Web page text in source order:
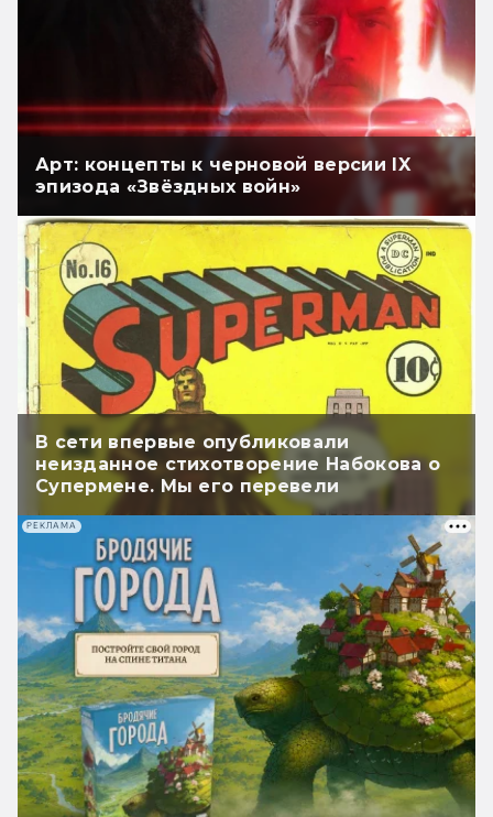
Арт: концепты к черновой версии IX
эпизода «Звёздных войн»
В сети впервые опубликовали
неизданное стихотворение Набокова о
Супермене. Мы его перевели
РЕКЛАМА